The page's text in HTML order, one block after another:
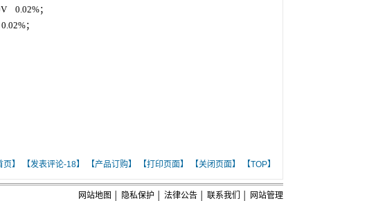
0.02%；
；
页】 【发表评论-18】 【产品订购】 【打印页面】 【关闭页面】 【TOP】
网站地图 隐私保护 法律公告 联系我们 网站管理